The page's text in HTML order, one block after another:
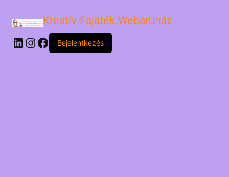
Kreatív Fajáték Webáruház
LinkedIn
Instagram
Facebook
Bejelentkezés